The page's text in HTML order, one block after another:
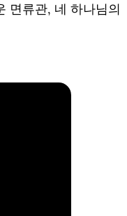
면류관, 네 하나님의